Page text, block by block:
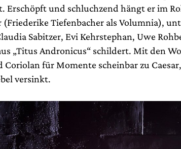
Erschöpft und schluchzend hängt er im
Tiefenbacher als Volumnia),
Sabitzer, Evi Kehrstephan, Uwe
„Titus Andronicus“ schildert. Mit den
Coriolan für Momente scheinbar zu
versinkt.